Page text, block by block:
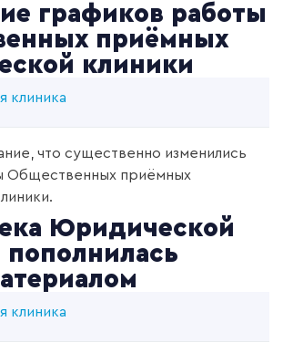
графиков работы
приёмных
клиники
клиника
что существенно изменились
Общественных приёмных
Юридической
клиника